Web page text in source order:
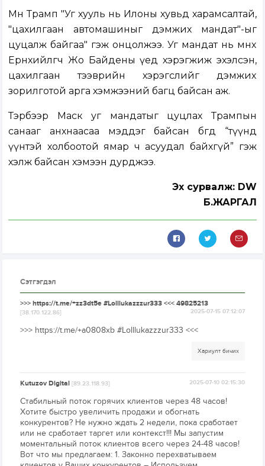
Мөн Трамп "Уг хууль нь Илоны хувьд харамсалтай,
"цахилгаан автомашиныг дэмжих мандат"-ыг
цуцалж байгаа" гэж онцолжээ. Уг мандат нь өмнөх
Ерөнхийлөгч Жо Байдены үед хэрэгжиж эхэлсэн,
цахилгаан тээврийн хэрэгслийг дэмжих
зорилготой арга хэмжээний багц байсан аж.
Тэрбээр Маск уг мандатыг цуцлах Трампын
санааг анхнаасаа мэддэг байсан бөгөөд “түүнд
үүнтэй холбоотой ямар ч асуудал байхгүй” гэж
хэлж байсан хэмээн дурджээ.
Эх сурвалж: DW
Б.ЖАРГАЛ
Сэтгэгдэл
>>> https://t.me/+zz3dt5e #Lolllukazzzur333 <<< 49825213
[38.170.122.86] 2025-07-15 07:12:07
>>> https://t.me/+a0808xb #Lolllukazzzur333 <<<
Хариулт бичих
Kutuzov Digital[89.23.118.93] 2025-07-10 02:15:30
Стабильный поток горячих клиентов через 48 часов!
Хотите быстро увеличить продажи и обогнать
конкурентов? Не нужно ждать 2 недели, пока сработает
или не сработает таргет или контекст!!! Мы запустим
моментальный поток клиентов всего через 24-48 часов!
Вот что мы предлагаем: 1. Законно перехватываем